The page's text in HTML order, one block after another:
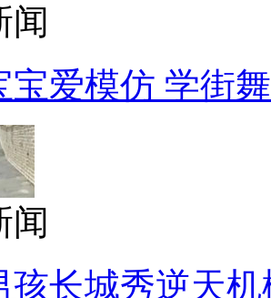
闻
宝爱模仿 学街
闻
孩长城秀逆天机